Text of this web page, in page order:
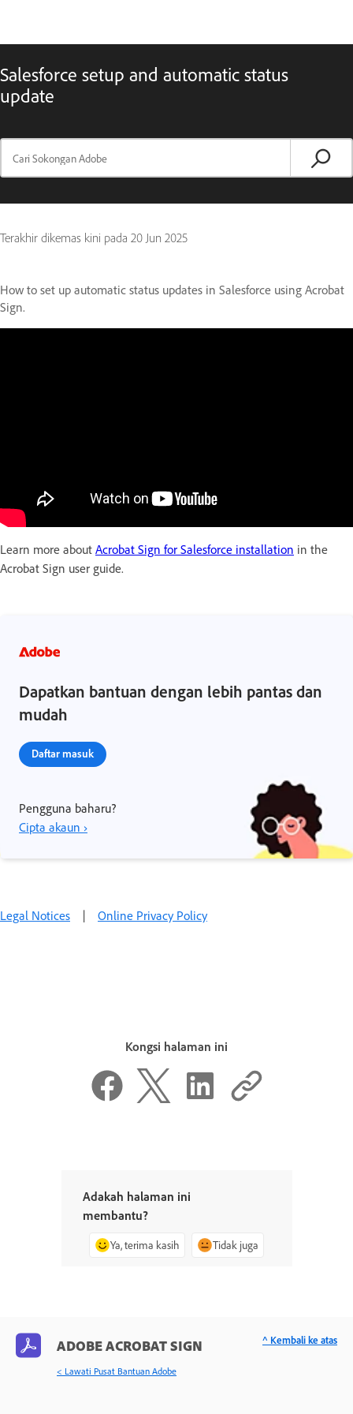
Salesforce setup and automatic status
update
Terakhir dikemas kini pada 20 Jun 2025
How to set up automatic status updates in Salesforce using Acrobat
Sign.
Learn more about Acrobat Sign for Salesforce installation in the
Acrobat Sign user guide.
Dapatkan bantuan dengan lebih pantas dan
mudah
Daftar masuk
Pengguna baharu?
Cipta akaun ›
Legal Notices | Online Privacy Policy
Kongsi halaman ini
Adakah halaman ini
membantu?
Ya, terima kasih Tidak juga
ADOBE ACROBAT SIGN
< Lawati Pusat Bantuan Adobe
^ Kembali ke atas